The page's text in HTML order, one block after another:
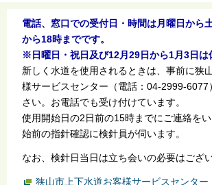
電話、窓口での受付日・時間は月曜日から
から18時までです。
※日曜日・祝日及び12月29日から1月3日は
新しく水道を使用されるときは、事前に狭
様サービスセンター（電話：04-2999-6077
さい。お電話でも受け付けています。
使用開始日の2日前の15時までにご連絡を
始前の指針確認に検針員が伺います。
なお、検針日当日は立ち会いの必要はござい
狭山市上下水道お客様サービスセンター